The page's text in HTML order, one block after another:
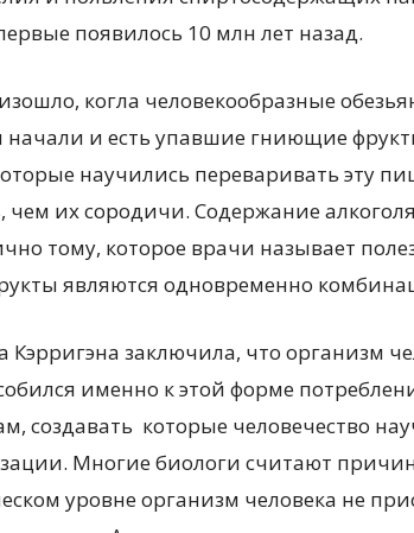
появилось 10 млн лет назад.
когла человекообразные
начали и есть упавшие гниющие
научились переваривать эту
их сородичи. Содержание
тому, которое врачи называет
являются одновременно
Кэрригэна заключила, что организм
именно к этой форме
создавать которые человечество
Многие биологи считают
уровне организм человека не